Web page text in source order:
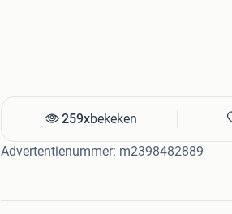
259xbekeken
Advertentienummer: m2398482889